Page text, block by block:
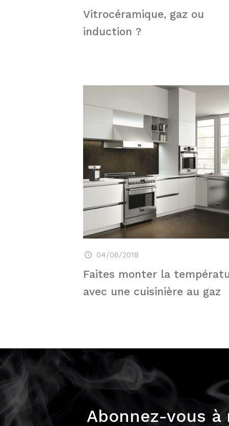
Vitrocéramique, gaz ou
induction ?
04/06/2018
Faites monter la
avec une cuisinière au gaz
Abonnez-vous